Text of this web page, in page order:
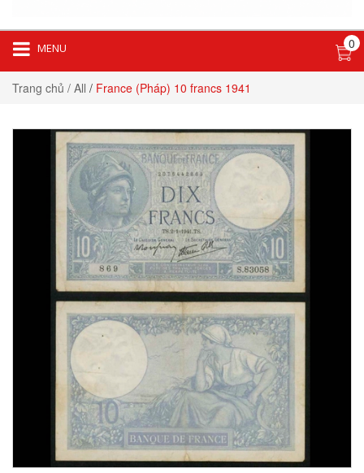
MENU 0
Trang chủ / All / France (Pháp) 10 francs 1941